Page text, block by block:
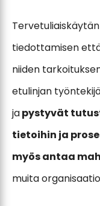
tiedottamisen
niiden
etulinjan
japystyvät
tietoihin ja
myös antaa
muita